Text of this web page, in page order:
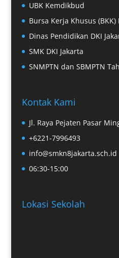
UBK Kemdikbud
Bursa Kerja Khusus (BKK)
Dinas Pendidikan DKI
SMK DKI Jakarta
SNMPTN dan SBMPTN
Kontak Kami
Jl. Raya Pejaten Pasar
+6221-7996493
info@smkn8jakarta.sch.id
06:30-15:00
Lokasi Sekolah